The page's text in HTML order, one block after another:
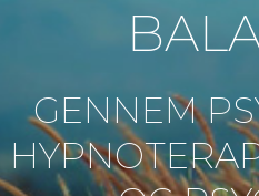
GENNEM